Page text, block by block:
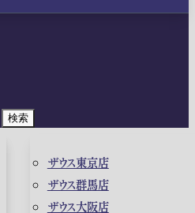
ザウス東京店
ザウス群馬店
ザウス大阪店
検索